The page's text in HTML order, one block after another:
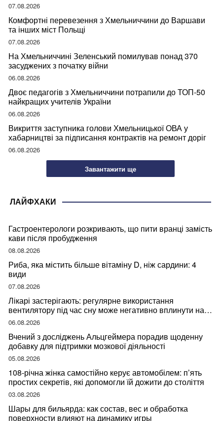
07.08.2026
Комфортні перевезення з Хмельниччини до Варшави
та інших міст Польщі
07.08.2026
На Хмельниччині Зеленський помилував понад 370
засуджених з початку війни
06.08.2026
Двоє педагогів з Хмельниччини потрапили до ТОП-50
найкращих учителів України
06.08.2026
Викриття заступника голови Хмельницької ОВА у
хабарництві за підписання контрактів на ремонт доріг
06.08.2026
Завантажити ще
ЛАЙФХАКИ
Гастроентерологи розкривають, що пити вранці замість
кави після пробудження
08.08.2026
Риба, яка містить більше вітаміну D, ніж сардини: 4
види
07.08.2026
Лікарі застерігають: регулярне використання
вентилятору під час сну може негативно вплинути на
ваше здоров’я
06.08.2026
Вчений з досліджень Альцгеймера порадив щоденну
добавку для підтримки мозкової діяльності
05.08.2026
108-річна жінка самостійно керує автомобілем: п’ять
простих секретів, які допомогли їй дожити до століття
03.08.2026
Шары для бильярда: как состав, вес и обработка
поверхности влияют на динамику игры